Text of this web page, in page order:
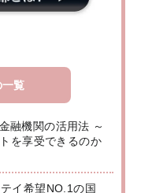
覧
融機関の活用法 ～
を享受できるのか
イ希望NO.1の国